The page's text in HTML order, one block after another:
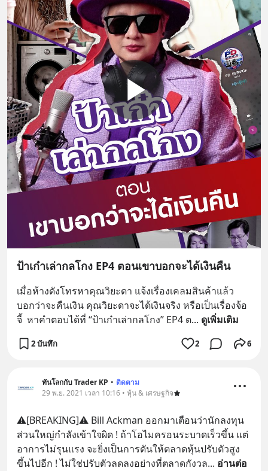
ป้าเก๋าเล่ากลโกง EP4 ตอนเขาบอกจะได้เงินคืน
เมื่อห้างดังโทรหาคุณวิยะดา แจ้งเรื่องเคลมสินค้าแล้ว
บอกว่าจะคืนเงิน คุณวิยะดาจะได้เงินจริง หรือเป็นเรื่องจ้อ
จี้  หาคำตอบได้ที่ “ป้าเก๋าเล่ากลโกง” EP4 ต... ดูเพิ่มเติม
2 บันทึก 2 6
ทันโลกกับ Trader KP • ติดตาม
29 พ.ย. 2021 เวลา 10:16 • หุ้น & เศรษฐกิจ
⚠️[BREAKING]⚠️ Bill Ackman ออกมาเตือนว่านักลงทุน
ส่วนใหญ่กำลังเข้าใจผิด ! ถ้าโอไมครอนระบาดเร็วขึ้น แต่
อาการไม่รุนแรง จะยิ่งเป็นการดันให้ตลาดหุ้นปรับตัวสูง
ขึ้นไปอีก ! ไม่ใช่ปรับตัวลดลงอย่างที่ตลาดกังวล... อ่านต่อ